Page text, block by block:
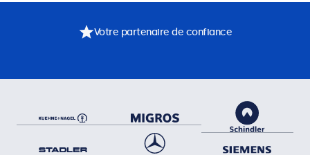
Votre partenaire de confiance